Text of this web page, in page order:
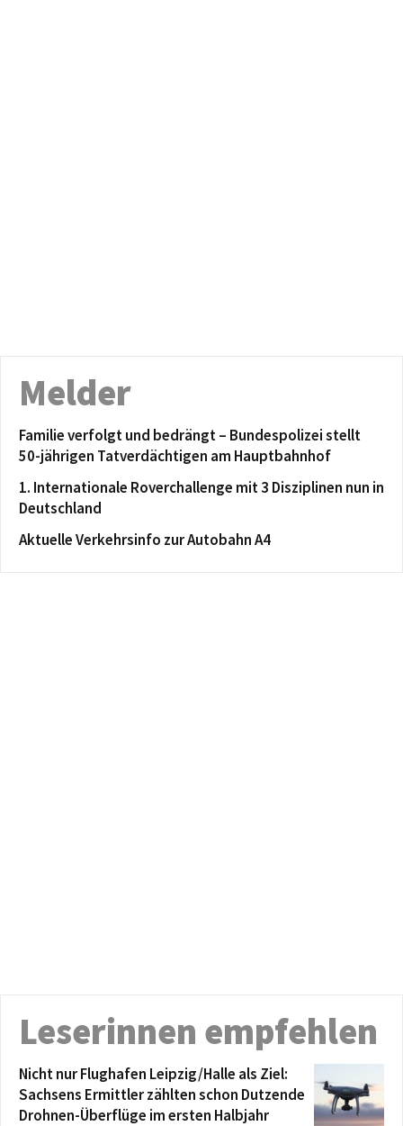
Melder
Familie verfolgt und bedrängt – Bundespolizei stellt
50-jährigen Tatverdächtigen am Hauptbahnhof
1. Internationale Roverchallenge mit 3 Disziplinen nun in
Deutschland
Aktuelle Verkehrsinfo zur Autobahn A4
Leserinnen empfehlen
Nicht nur Flughafen Leipzig/Halle als Ziel:
Sachsens Ermittler zählten schon Dutzende
Drohnen-Überflüge im ersten Halbjahr